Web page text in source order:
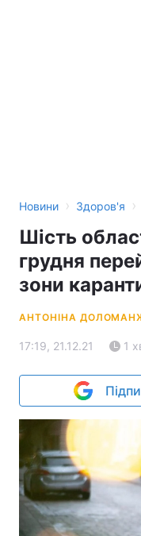
Новини › Здоров'я ›
Шість
грудня
зони
АНТОНІНА
17:19, 21.12.21 1